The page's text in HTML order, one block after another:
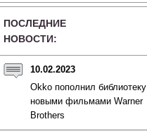
ПОСЛЕДНИЕ
НОВОСТИ:
10.02.2023
Okko пополнил библиотеку
новыми фильмами Warner
Brothers